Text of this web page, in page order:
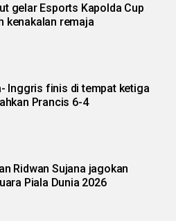
gelar Esports Kapolda Cup
kenakalan remaja
Inggris finis di tempat ketiga
Prancis 6-4
Ridwan Sujana jagokan
Piala Dunia 2026